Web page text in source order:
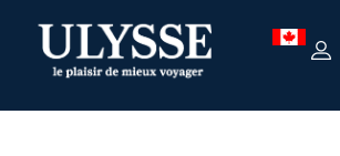
TEST